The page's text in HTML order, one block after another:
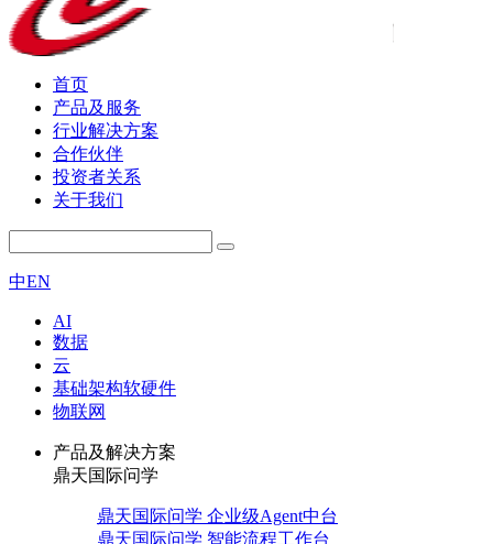
首页
产品及服务
行业解决方案
合作伙伴
投资者关系
关于我们
中EN
AI
数据
云
基础架构软硬件
物联网
产品及解决方案
鼎天国际问学
鼎天国际问学 企业级Agent中台
鼎天国际问学 智能流程工作台